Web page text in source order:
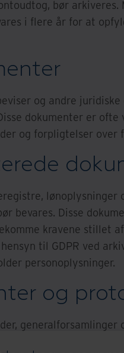
bør arkiveres.
i flere år for at
og andre
dokumenter er
og forpligtelser over
lønoplysninger
bevares. Disse
kravene stillet
til GDPR ved
personoplysninger.
og
generalforsamlinger
der beskriver